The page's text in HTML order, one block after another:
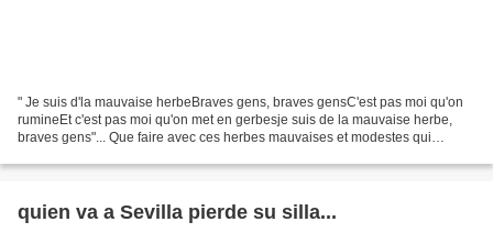
" Je suis d'la mauvaise herbeBraves gens, braves gensC'est pas moi qu'on
rumineEt c'est pas moi qu'on met en gerbesje suis de la mauvaise herbe,
braves gens"... Que faire avec ces herbes mauvaises et modestes qui
quien va a Sevilla pierde su silla...